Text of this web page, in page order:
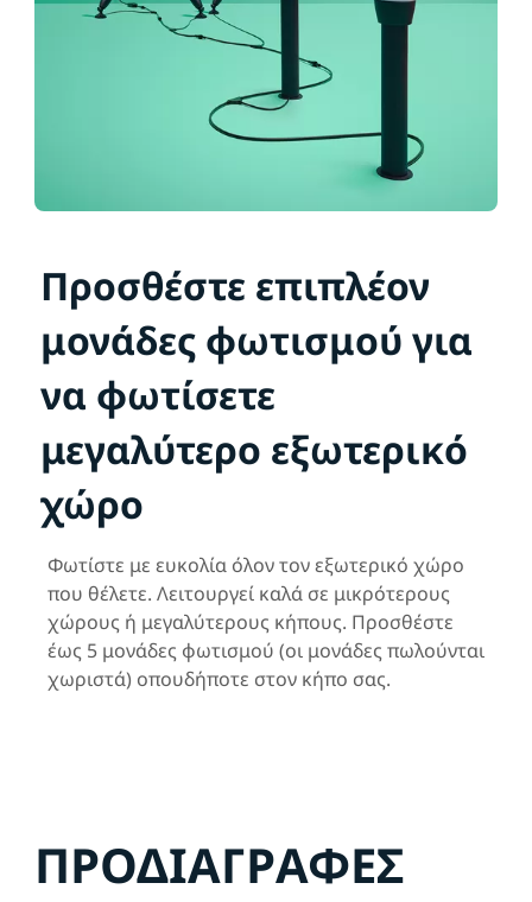
Προσθέστε επιπλέον
μονάδες φωτισμού για
να φωτίσετε
μεγαλύτερο εξωτερικό
χώρο
Φωτίστε με ευκολία όλον τον εξωτερικό χώρο
που θέλετε. Λειτουργεί καλά σε μικρότερους
χώρους ή μεγαλύτερους κήπους. Προσθέστε
έως 5 μονάδες φωτισμού (οι μονάδες πωλούνται
χωριστά) οπουδήποτε στον κήπο σας.
ΠΡΟΔΙΑΓΡΑΦΈΣ